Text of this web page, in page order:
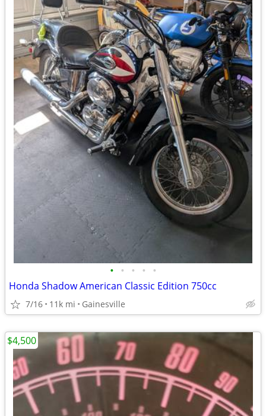
• • • • •
Honda Shadow American Classic Edition 750cc
7/16 11k mi Gainesville
$4,500